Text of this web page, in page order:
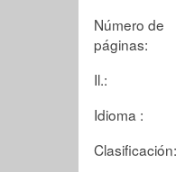
Número de
páginas:
Il.:
Idioma :
Clasificación: